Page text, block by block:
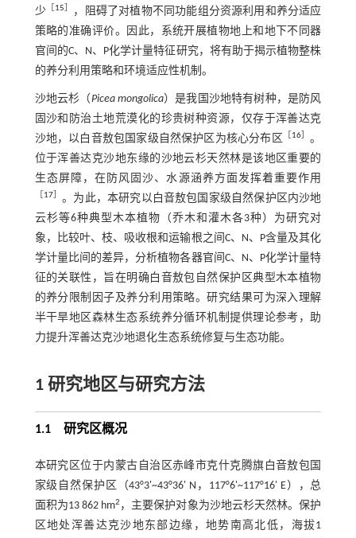
少［ 15
，阻碍了对植物不同功能组分资源利用和养分适应
策略的准确评价。因此，系统开展植物地上和地下不同器
官间的C、N、P化学计量特征研究，将有助于揭示植物整株
的养分利用策略和环境适应性机制。
沙地云杉（Picea mongolica）是我国沙地特有树种，是防风
固沙和防治土地荒漠化的珍贵树种资源，仅存于浑善达克
沙地，以白音敖包国家级自然保护区为核心分布区
16
。
位于浑善达克沙地东缘的沙地云杉天然林是该地区重要的
生态屏障，在防风固沙、水源涵养方面发挥着重要作用
17］ 。为此，本研究以白音敖包国家级自然保护区内沙地
云杉等6种典型木本植物（乔木和灌木各3种）为研究对
象，比较叶、枝、吸收根和运输根之间C、N、P含量及其化
学计量比间的差异，分析植物各器官间C、N、P化学计量特
征的关联性，旨在明确白音敖包自然保护区典型木本植物
的养分限制因子及养分利用策略。研究结果可为深入理解
半干旱地区森林生态系统养分循环机制提供理论参考，助
力提升浑善达克沙地退化生态系统修复与生态功能。
1研究地区与研究方法
1.1研究区概况
本研究区位于内蒙古自治区赤峰市克什克腾旗白音敖包国
家级自然保护区（43°3'~43°36' N，117°6'~117°16' E），总
面积为13 862 hm2 ，主要保护对象为沙地云杉天然林。保护
区地处浑善达克沙地东部边缘，地势南高北低，海拔1